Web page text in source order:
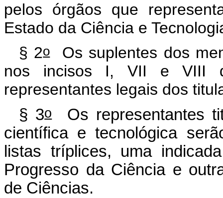
pelos órgãos que
Estado da Ciência e
§ 2oOs suplentes dos
nos incisos I, VII e
representantes legais dos
§ 3oOs representantes
científica e tecnológica
listas tríplices, uma
Progresso da Ciência e
de Ciências.